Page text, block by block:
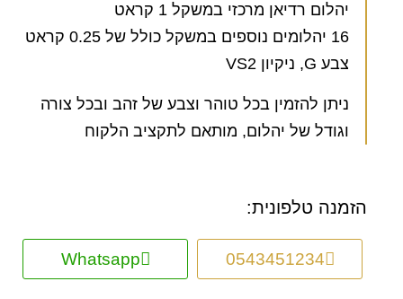
יהלום רדיאן מרכזי במשקל 1 קראט
16 יהלומים נוספים במשקל כולל של 0.25 קראט
צבע G, ניקיון VS2
ניתן להזמין בכל טוהר וצבע של זהב ובכל צורה
וגודל של יהלום, מותאם לתקציב הלקוח
הזמנה טלפונית:
0543451234
Whatsapp